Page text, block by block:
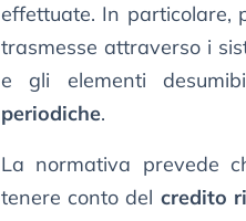
effettuate. In particolare,
trasmesse attraverso i
e gli elementi
periodiche.
La normativa prevede
tenere conto del credito